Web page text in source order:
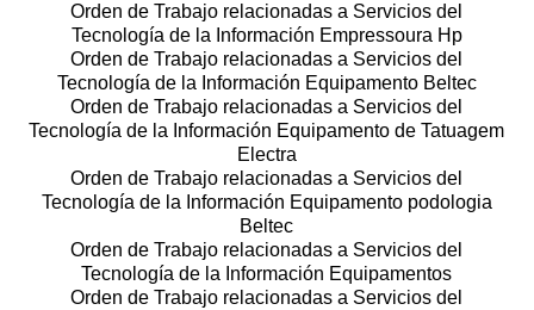
Orden de Trabajo relacionadas a Servicios del
Tecnología de la Información Empressoura Hp
Orden de Trabajo relacionadas a Servicios del
Tecnología de la Información Equipamento Beltec
Orden de Trabajo relacionadas a Servicios del
Tecnología de la Información Equipamento de Tatuagem
Electra
Orden de Trabajo relacionadas a Servicios del
Tecnología de la Información Equipamento podologia
Beltec
Orden de Trabajo relacionadas a Servicios del
Tecnología de la Información Equipamentos
Orden de Trabajo relacionadas a Servicios del